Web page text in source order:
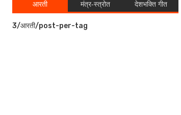
आरती मंत्र-स्त्रोत देशभक्ति गीत
3/आरती/post-per-tag